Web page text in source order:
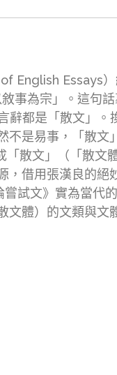
English Essays
事為宗」。這句話
都是「散文」。
是易事，「散文
散文」（「散文
借用張漢良的絕
試文》實為當代
體）的文類與文